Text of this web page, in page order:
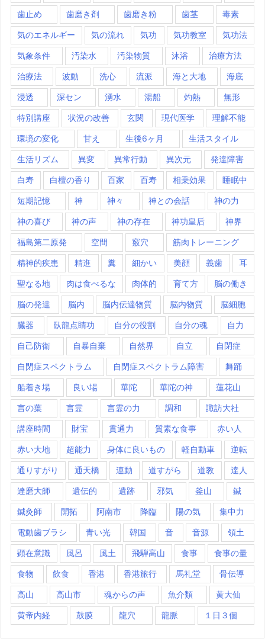
歯止め 歯磨き剤 歯磨き粉 歯茎 毒素
気のエネルギー 気の流れ 気功 気功教室 気功法
気象条件 汚染水 汚染物質 沐浴 治療方法
治療法 波動 洗心 流派 海と大地 海底
浸透 深セン 湧水 湯船 灼熱 無形
特別講座 状況の改善 玄関 現代医学 理解不能
環境の変化 甘え 生後6ヶ月 生活スタイル
生活リズム 異変 異常行動 異次元 発達障害
白寿 白檀の香り 百家 百寿 相乗効果 睡眠中
短期記憶 神 神々 神との会話 神の力
神の喜び 神の声 神の存在 神功皇后 神界
福島第二原発 空間 竅穴 筋肉トレーニング
精神的疾患 精進 糞 細かい 美顔 義歯 耳
聖なる地 肉は食べるな 肉体的 育て方 脳の働き
脳の発達 脳内 脳内伝達物質 脳内物質 脳細胞
臓器 臥龍点睛功 自分の役割 自分の魂 自力
自己防衛 自暴自棄 自然界 自立 自閉症
自閉症スペクトラム 自閉症スペクトラム障害 舞踊
船着き場 良い場 華陀 華陀の神 蓮花山
言の葉 言霊 言霊の力 調和 諏訪大社
講座時間 財宝 貫通力 質素な食事 赤い人
赤い大地 超能力 身体に良いもの 軽自動車 逆転
通りすがり 通天橋 連動 道すがら 道教 達人
達磨大師 遺伝的 遺跡 邪気 釜山 鍼
鍼灸師 開拓 阿南市 降臨 陽の気 集中力
電動歯ブラシ 青い光 韓国 音 音源 領土
顕在意識 風呂 風土 飛騨高山 食事 食事の量
食物 飲食 香港 香港旅行 馬礼堂 骨伝導
高山 高山市 魂からの声 魚介類 黄大仙
黄帝内経 鼓膜 龍穴 龍脈 １日３個